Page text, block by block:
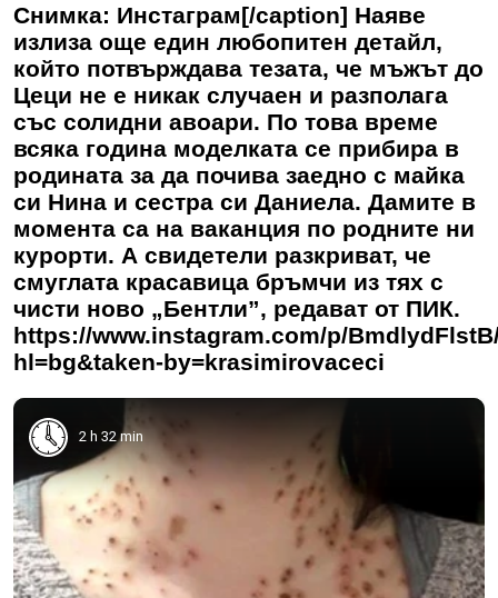
Снимка: Инстаграм[/caption] Наяве
излиза още един любопитен детайл,
който потвърждава тезата, че мъжът до
Цеци не е никак случаен и разполага
със солидни авоари. По това време
всяка година моделката се прибира в
родината за да почива заедно с майка
си Нина и сестра си Даниела. Дамите в
момента са на ваканция по родните ни
курорти. А свидетели разкриват, че
смуглата красавица бръмчи из тях с
чисти ново „Бентли”, редават от ПИК.
https://www.instagram.com/p/
hl=bg&taken-by=krasimirovaceci
2 h 32 min